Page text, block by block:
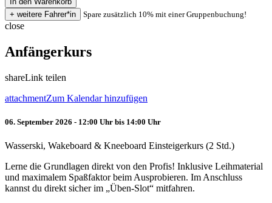
Spare zusätzlich 10% mit einer Gruppenbuchung!
close
Anfängerkurs
shareLink teilen
attachmentZum Kalendar hinzufügen
06. September 2026 - 12:00 Uhr bis 14:00 Uhr
Wasserski, Wakeboard & Kneeboard Einsteigerkurs (2 Std.)
Lerne die Grundlagen direkt von den Profis! Inklusive Leihmaterial
und maximalem Spaßfaktor beim Ausprobieren. Im Anschluss
kannst du direkt sicher im „Üben-Slot“ mitfahren.